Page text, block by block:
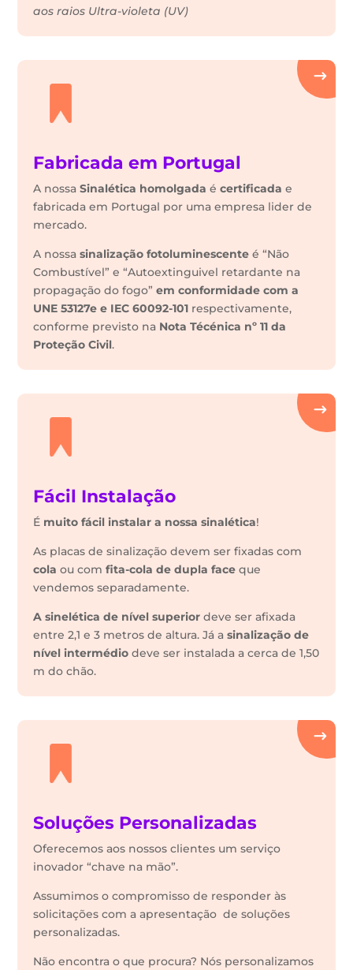
aos raios Ultra-violeta (UV)
Fabricada em Portugal
A nossaSinalética homolgada écertificada e
fabricada em Portugal por uma empresa lider de
mercado.
A nossasinalização fotoluminescente é “Não
Combustível” e “Autoextinguivel retardante na
propagação do fogo”em conformidade com a
UNE 53127e e IEC 60092-101 respectivamente,
conforme previsto na Nota Técénica nº 11 da
Proteção Civil.
Fácil Instalação
É muito fácil instalar a nossa sinalética!
As placas de sinalização devem ser fixadas com
cola ou comfita-cola de dupla face que
vendemos separadamente.
A sinelética de nível superior deve ser afixada
entre 2,1 e 3 metros de altura. Já asinalização de
nível intermédiodeve ser instalada a cerca de 1,50
m do chão.
Soluções Personalizadas
Oferecemos aos nossos clientes um serviço
inovador “chave na mão”.
Assumimos o compromisso de responder às
solicitações com a apresentação de soluções
personalizadas.
Não encontra o que procura? Nós personalizamos